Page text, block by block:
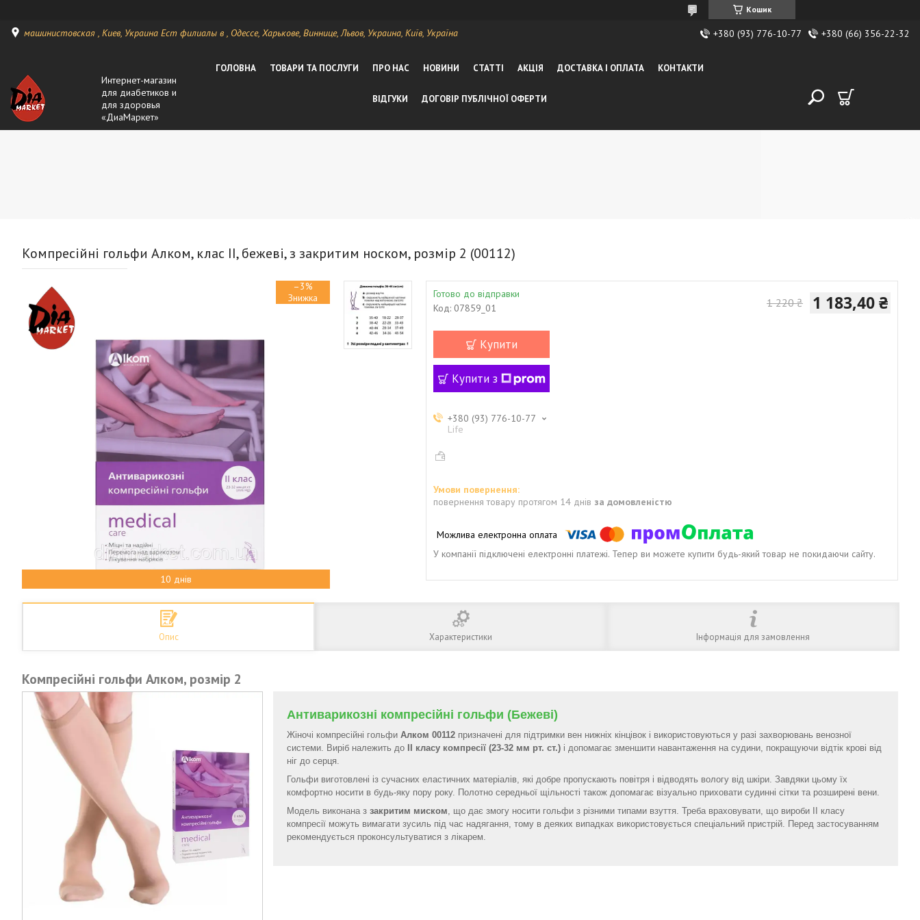
Кошик
машинистовская , Киев, Украина Ест филиалы в , Одессе, Харькове, Виннице, Львов, Украина, Київ, Україна +380 (93) 776-10-77 +380 (66) 356-22-32
Интернет-магазин
для диабетиков и
для здоровья
«ДиаМаркет»
ГОЛОВНА ТОВАРИ ТА ПОСЛУГИ ПРО НАС НОВИНИ СТАТТІ АКЦІЯ ДОСТАВКА І ОПЛАТА КОНТАКТИ
ВІДГУКИ ДОГОВІР ПУБЛІЧНОЇ ОФЕРТИ
Компресійні гольфи Алком, клас II, бежеві, з закритим носком, розмір 2 (00112)
–3%
10 днів
Готово до відправки
Код: 07859_01 1 220 ₴ 1 183,40 ₴
Купити
Купити з
+380 (93) 776-10-77
Life
повернення товару протягом 14 днів за домовленістю
У компанії підключені електронні платежі. Тепер ви можете купити будь-який товар не покидаючи сайту.
Опис Характеристики Інформація для замовлення
Компресійні гольфи Алком, розмір 2
Антиварикозні компресійні гольфи (Бежеві)
Жіночі компресійні гольфи Алком 00112 призначені для підтримки вен нижніх кінцівок і використовуються у разі захворювань венозної
системи. Виріб належить до
II класу компресії (23-32 мм рт. ст.) і допомагає зменшити навантаження на судини, покращуючи відтік крові від
ніг до серця.
Гольфи виготовлені із сучасних еластичних матеріалів, які добре пропускають повітря і відводять вологу від шкіри. Завдяки цьому їх
комфортно носити в будь-яку пору року. Полотно середньої щільності також допомагає візуально приховати судинні сітки та розширені вени.
Модель виконана з закритим миском, що дає змогу носити гольфи з різними типами взуття. Треба враховувати, що вироби II класу
компресії можуть вимагати зусиль під час надягання, тому в деяких випадках використовується спеціальний пристрій. Перед застосуванням
рекомендується проконсультуватися з лікарем.